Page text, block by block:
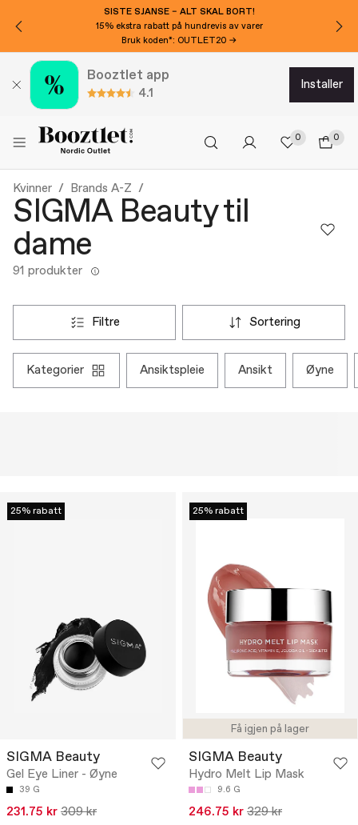
SISTE SJANSE – ALT SKAL BORT!
15% ekstra rabatt på hundrevis av varer
Bruk koden*: OUTLET20 →
Booztlet app
4.1
installer
0 0
Kvinner Brands A-Z
SIGMA Beauty til
dame
91 produkter
filtre sortering
kategorier ansiktspleie ansikt øyne
25% rabatt
SIGMA Beauty
Gel Eye Liner - Øyne
39 G
231.75 kr 309 kr
Få igjen på lager
25% rabatt
SIGMA Beauty
Hydro Melt Lip Mask
9.6 G
246.75 kr 329 kr